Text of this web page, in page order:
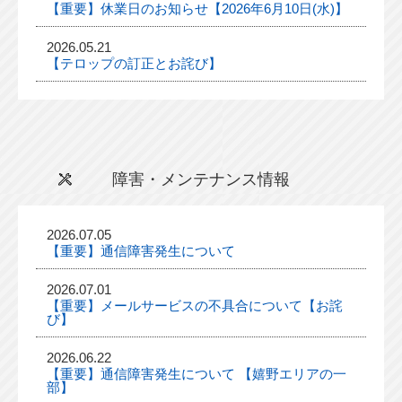
【重要】休業日のお知らせ【2026年6月10日(水)】
2026.05.21
【テロップの訂正とお詫び】
障害・メンテナンス情報
2026.07.05
【重要】通信障害発生について
2026.07.01
【重要】メールサービスの不具合について【お詫
び】
2026.06.22
【重要】通信障害発生について 【嬉野エリアの一
部】